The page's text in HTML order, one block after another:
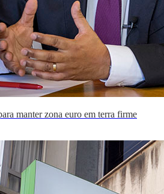
manter zona euro em terra firme